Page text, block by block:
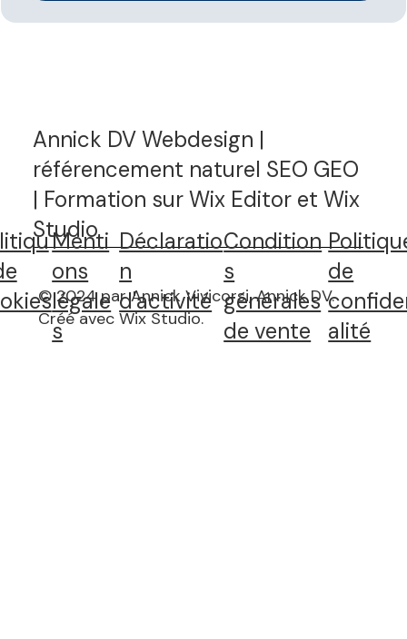
Annick DV Webdesign |
référencement naturel SEO GEO
| Formation sur Wix Editor et Wix
Studio
Menti
ons
légale
s
Déclaratio
n
d'activité
de
alité
Condition
s
générales
de vente
© 2024 par Annick Vivicorsi, Annick DV.
Créé avec Wix Studio.